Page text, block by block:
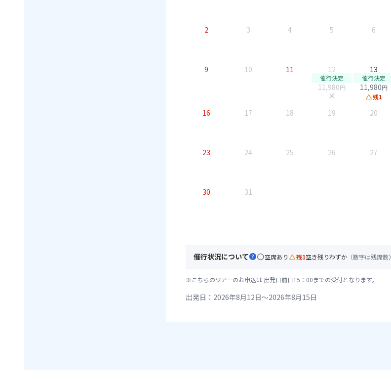
2 3 4 5 6
9 10 11 12
催行決定
11,980円
close
13
催行決定
11,980円
change_history残1
16 17 18 19 20
23 24 25 26 27
30 31
催行状況についてhelpcircle空席あり change_history残1空き残りわずか （数字は残席数）
※こちらのツアーのお申込は 出発日前日15：00までの受付となります。
出発日：2026年8月12日～2026年8月15日